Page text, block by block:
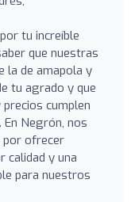
tu increíble
que nuestras
la de amapola y
tu agrado y que
cumplen
Negrón, nos
por ofrecer
calidad y una
para nuestros